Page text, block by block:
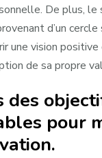
De plus,
d’un
une vision
de sa propre
des
pour